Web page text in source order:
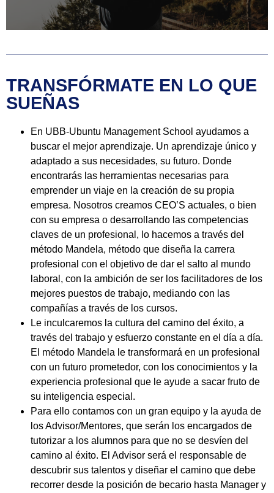
TRANSFÓRMATE EN LO QUE
SUEÑAS
En UBB-Ubuntu Management School ayudamos a
buscar el mejor aprendizaje. Un aprendizaje único y
adaptado a sus necesidades, su futuro. Donde
encontrarás las herramientas necesarias para
emprender un viaje en la creación de su propia
empresa. Nosotros creamos CEO’S actuales, o bien
con su empresa o desarrollando las competencias
claves de un profesional, lo hacemos a través del
método Mandela, método que diseña la carrera
profesional con el objetivo de dar el salto al mundo
laboral, con la ambición de ser los facilitadores de los
mejores puestos de trabajo, mediando con las
compañías a través de los cursos.
Le inculcaremos la cultura del camino del éxito, a
través del trabajo y esfuerzo constante en el día a día.
El método Mandela le transformará en un profesional
con un futuro prometedor, con los conocimientos y la
experiencia profesional que le ayude a sacar fruto de
su inteligencia especial.
Para ello contamos con un gran equipo y la ayuda de
los Advisor/Mentores, que serán los encargados de
tutorizar a los alumnos para que no se desvíen del
camino al éxito. El Advisor será el responsable de
descubrir sus talentos y diseñar el camino que debe
recorrer desde la posición de becario hasta Manager y